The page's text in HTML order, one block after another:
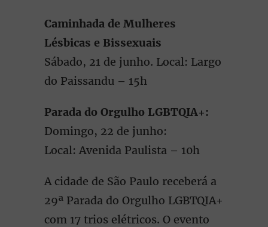
Caminhada de Mulheres
Lésbicas e Bissexuais
Sábado, 21 de junho. Local: Largo
do Paissandu – 15h
Parada do Orgulho LGBTQIA+:
Domingo, 22 de junho:
Local: Avenida Paulista – 10h
A cidade de São Paulo receberá a
29ª Parada do Orgulho LGBTQIA+
com 17 trios elétricos. O evento